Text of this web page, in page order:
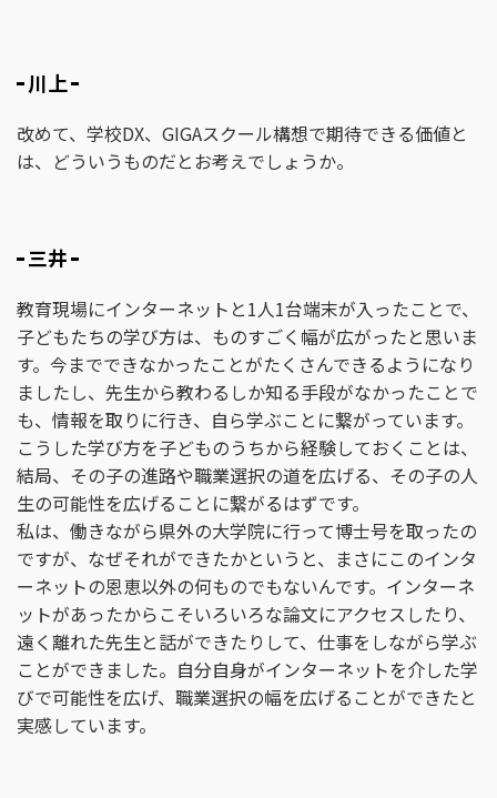
川上
改めて、学校DX、GIGAスクール構想で期待できる価値と
は、どういうものだとお考えでしょうか。
三井
教育現場にインターネットと1人1台端末が入ったことで、
子どもたちの学び方は、ものすごく幅が広がったと思いま
す。今までできなかったことがたくさんできるようになり
ましたし、先生から教わるしか知る手段がなかったことで
も、情報を取りに行き、自ら学ぶことに繋がっています。
こうした学び方を子どものうちから経験しておくことは、
結局、その子の進路や職業選択の道を広げる、その子の人
生の可能性を広げることに繋がるはずです。
私は、働きながら県外の大学院に行って博士号を取ったの
ですが、なぜそれができたかというと、まさにこのインタ
ーネットの恩恵以外の何ものでもないんです。インターネ
ットがあったからこそいろいろな論文にアクセスしたり、
遠く離れた先生と話ができたりして、仕事をしながら学ぶ
ことができました。自分自身がインターネットを介した学
びで可能性を広げ、職業選択の幅を広げることができたと
実感しています。